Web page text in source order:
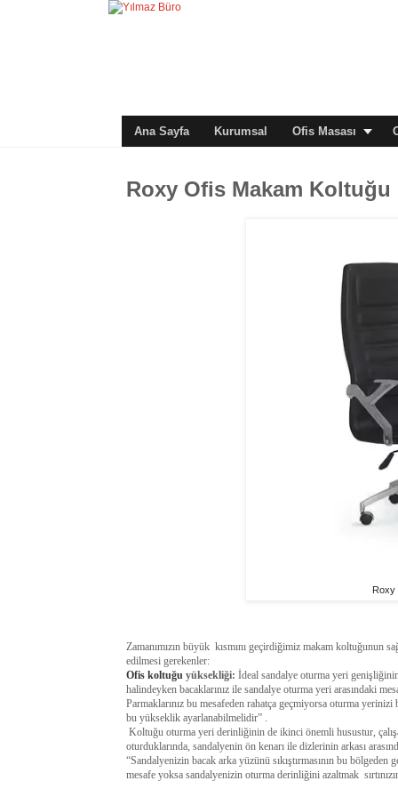
Ana Sayfa Kurumsal Ofis Masası
Roxy Ofis Makam Koltuğu
Roxy
Zamanımızın büyük kısmını geçirdiğimiz makam koltuğunun
edilmesi gerekenler:
Ofis koltuğu yüksekliği: İdeal sandalye oturma yeri
halindeyken bacaklarınız ile sandalye oturma yeri arasındaki
Parmaklarınız bu mesafeden rahatça geçmiyorsa oturma
bu yükseklik ayarlanabilmelidir” .
Koltuğu oturma yeri derinliğinin de ikinci önemli husustur,
oturduklarında, sandalyenin ön kenarı ile dizlerinin arkası
“Sandalyenizin bacak arka yüzünü sıkıştırmasının bu
mesafe yoksa sandalyenizin oturma derinliğini azaltmak